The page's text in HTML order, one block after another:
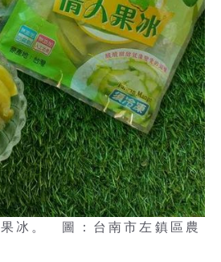
冰。 圖：台南市左鎮區農